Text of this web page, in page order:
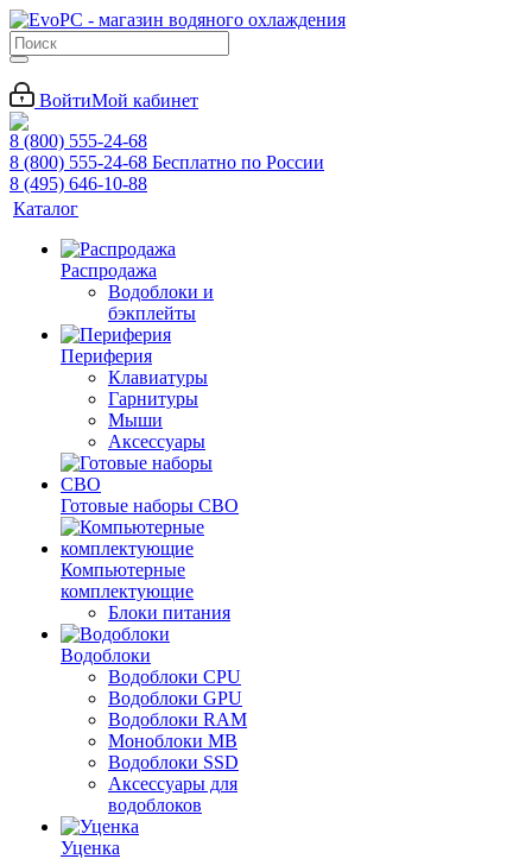
ВойтиМой кабинет
8 (800) 555-24-68
8 (800) 555-24-68 Бесплатно по России
8 (495) 646-10-88
Каталог
Распродажа
Водоблоки и
бэкплейты
Периферия
Клавиатуры
Гарнитуры
Мыши
Аксессуары
Готовые наборы СВО
Компьютерные
комплектующие
Блоки питания
Водоблоки
Водоблоки CPU
Водоблоки GPU
Водоблоки RAM
Моноблоки MB
Водоблоки SSD
Аксессуары для
водоблоков
Уценка